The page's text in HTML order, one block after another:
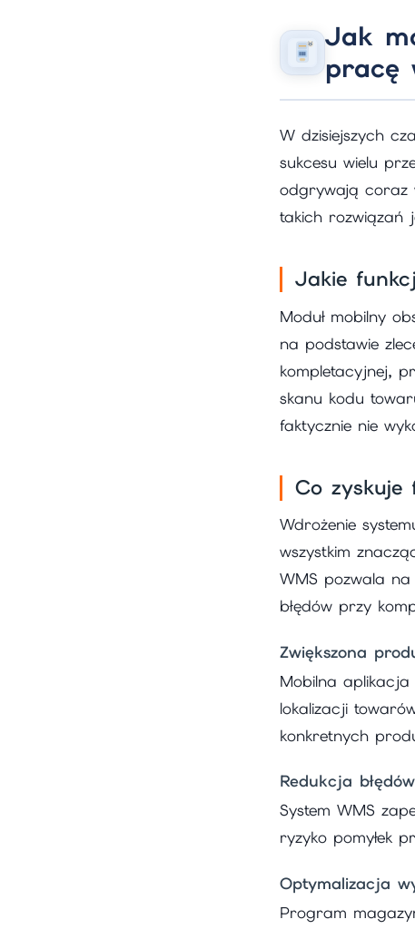
Jak
pracę
W dzisiejszych
sukcesu wielu
odgrywają coraz
takich rozwiązań
Jakie
Moduł mobilny
na podstawie
kompletacyjnej,
skanu kodu
faktycznie nie
Co zyskuje
Wdrożenie
wszystkim
WMS pozwala
błędów przy
Zwiększona
Mobilna
lokalizacji
konkretnych
Redukcja
System WMS
ryzyko pomyłek
Optymalizacja
Program